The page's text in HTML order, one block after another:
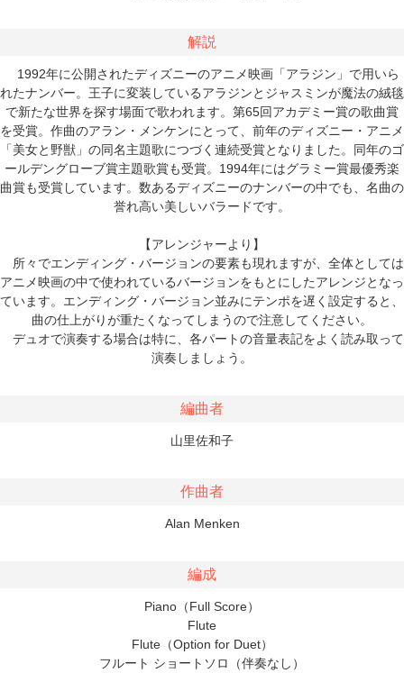
解説
1992年に公開されたディズニーのアニメ映画「アラジン」で用いら
れたナンバー。王子に変装しているアラジンとジャスミンが魔法の絨毯
で新たな世界を探す場面で歌われます。第65回アカデミー賞の歌曲賞
を受賞。作曲のアラン・メンケンにとって、前年のディズニー・アニメ
「美女と野獣」の同名主題歌につづく連続受賞となりました。同年のゴ
ールデングローブ賞主題歌賞も受賞。1994年にはグラミー賞最優秀楽
曲賞も受賞しています。数あるディズニーのナンバーの中でも、名曲の
誉れ高い美しいバラードです。
【アレンジャーより】
所々でエンディング・バージョンの要素も現れますが、全体としては
アニメ映画の中で使われているバージョンをもとにしたアレンジとなっ
ています。エンディング・バージョン並みにテンポを遅く設定すると、
曲の仕上がりが重たくなってしまうので注意してください。
デュオで演奏する場合は特に、各パートの音量表記をよく読み取って
演奏しましょう。
編曲者
山里佐和子
作曲者
Alan Menken
編成
Piano（Full Score）
Flute
Flute（Option for Duet）
フルート ショートソロ（伴奏なし）